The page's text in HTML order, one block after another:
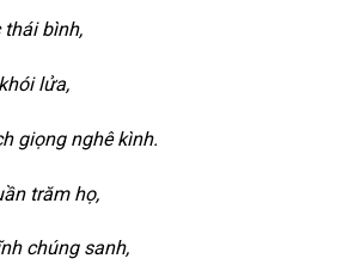
bình,
lửa,
giọng nghê kình.
trăm họ,
chúng sanh,